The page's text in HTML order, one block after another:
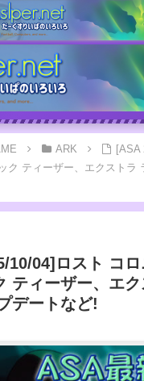
ムとか自分の体験談とか書いて
ARK
[ASA
ク ティーザー、エクストラ
10/04]ロスト コ
ティーザー、エ
デートなど!